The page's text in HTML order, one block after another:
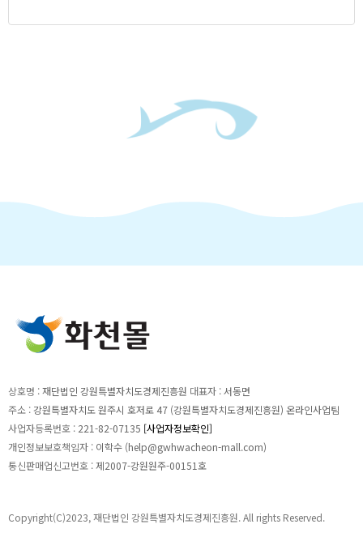
상호명 :재단법인 강원특별자치도경제진흥원 대표자 :서동면
주소 :강원특별자치도 원주시 호저로 47 (강원특별자치도경제진흥원) 온라인사업팀
사업자등록번호 : 221-82-07135 [사업자정보확인]
개인정보보호책임자 : 이학수 (help@gwhwacheon-mall.com)
통신판매업신고번호 :제2007-강원원주-00151호
Copyright(C)2023, 재단법인 강원특별자치도경제진흥원. All rights Reserved.